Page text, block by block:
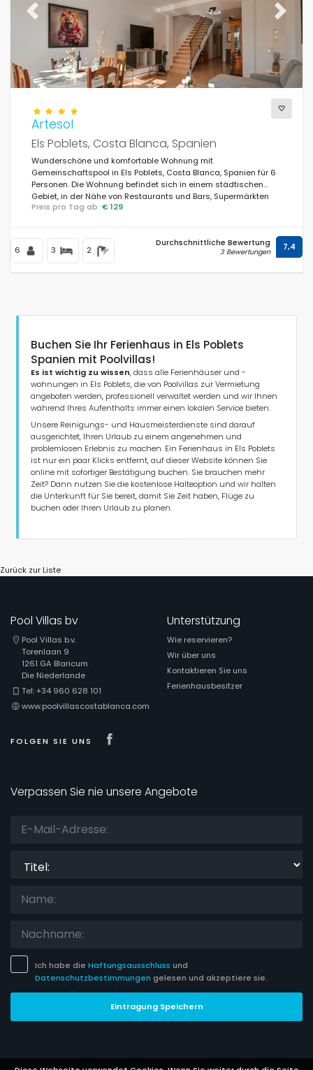
Blicke
Previous Next
Artesol
Els Poblets, Costa Blanca, Spanien
Wunderschöne und komfortable Wohnung mit
Gemeinschaftspool in Els Poblets, Costa Blanca, Spanien für 6
Personen. Die Wohnung befindet sich in einem städtischen
Gebiet, in der Nähe von Restaurants und Bars, Supermärkten
und einem Tennisplatz und 3 km vom Strand Playa de L'Estanyó
Preis pro Tag ab: € 129
6 3 2
Durchschnittliche Bewertung
3 Bewertungen 7,4
Buchen Sie Ihr Ferienhaus in Els Poblets
Spanien mit Poolvillas!
Es ist wichtig zu wissen, dass alle Ferienhäuser und -
wohnungen in Els Poblets, die von Poolvillas zur Vermietung
angeboten werden, professionell verwaltet werden und wir Ihnen
während Ihres Aufenthalts immer einen lokalen Service bieten.
Unsere Reinigungs- und Hausmeisterdienste sind darauf
ausgerichtet, Ihren Urlaub zu einem angenehmen und
problemlosen Erlebnis zu machen. Ein Ferienhaus in Els Poblets
ist nur ein paar Klicks entfernt, auf dieser Website können Sie
online mit sofortiger Bestätigung buchen. Sie brauchen mehr
Zeit? Dann nutzen Sie die kostenlose Halteoption und wir halten
die Unterkunft für Sie bereit, damit Sie Zeit haben, Flüge zu
buchen oder Ihren Urlaub zu planen.
Zurück zur Liste
Pool Villas bv
Pool Villas b.v.
Torenlaan 9
1261 GA Blaricum
Die Niederlande
Tel: +34 960 628 101
www.poolvillascostablanca.com
FOLGEN SIE UNS
Unterstützung
Wie reservieren?
Wir über uns
Kontaktieren Sie uns
Ferienhausbesitzer
Verpassen Sie nie unsere Angebote
Ich habe die Haftungsausschluss und
Datenschutzbestimmungen gelesen und akzeptiere sie.
Eintragung Speichern